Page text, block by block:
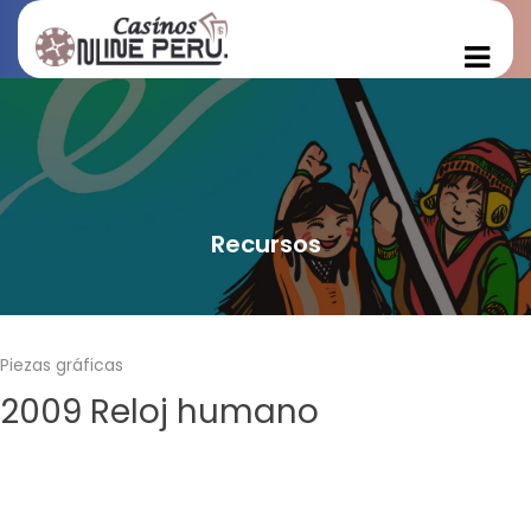
Recursos
Piezas gráficas
2009 Reloj humano